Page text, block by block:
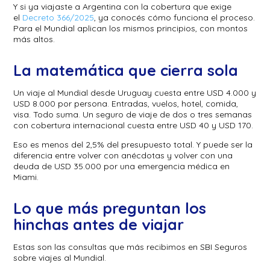
Y si ya viajaste a Argentina con la cobertura que exige
el Decreto 366/2025 , ya conocés cómo funciona el proceso.
Para el Mundial aplican los mismos principios, con montos
más altos.
La matemática que cierra sola
Un viaje al Mundial desde Uruguay cuesta entre USD 4.000 y
USD 8.000 por persona. Entradas, vuelos, hotel, comida,
visa. Todo suma. Un seguro de viaje de dos o tres semanas
con cobertura internacional cuesta entre USD 40 y USD 170.
Eso es menos del 2,5% del presupuesto total. Y puede ser la
diferencia entre volver con anécdotas y volver con una
deuda de USD 35.000 por una emergencia médica en
Miami.
Lo que más preguntan los
hinchas antes de viajar
Estas son las consultas que más recibimos en SBI Seguros
sobre viajes al Mundial.